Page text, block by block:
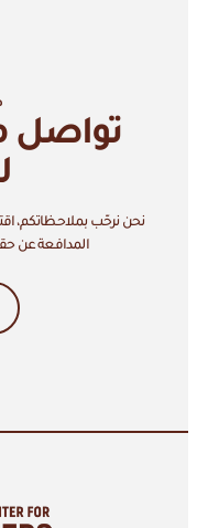
تواصل
نحن نرحّب بملاحظاتكم،
المدافعة عن